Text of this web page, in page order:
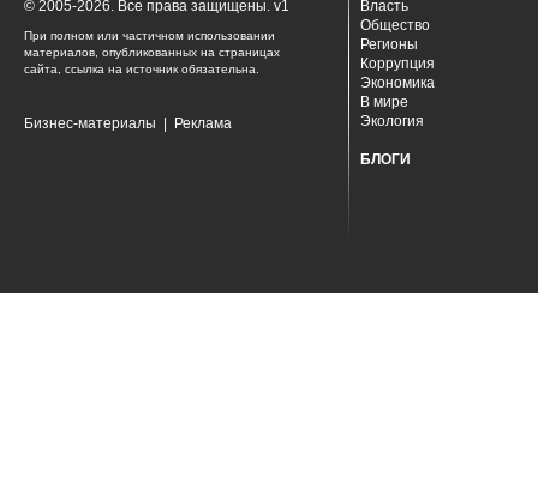
© 2005-2026. Все права защищены. v1
При полном или частичном использовании
материалов, опубликованных на страницах
сайта, ссылка на источник обязательна.
Бизнес-материалы Реклама
Власть
Общество
Регионы
Коррупция
Экономика
В мире
Экология
БЛОГИ